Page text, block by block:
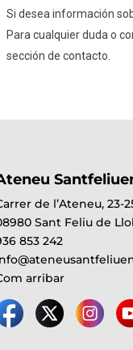
Si desea información
Para cualquier duda o
sección de contacto.
de l’Ateneu, 23-
Sant Feliu de
853 242
arribar